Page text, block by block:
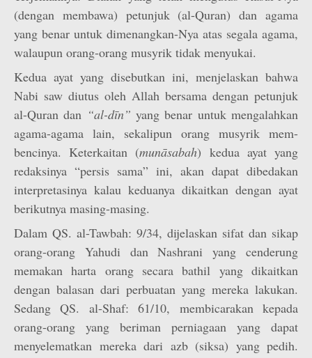
(dengan membawa) petunjuk (al-Quran) dan agama
yang benar untuk dimenangkan-Nya atas segala agama,
walaupun orang-orang musyrik tidak menyukai.
Kedua ayat yang disebutkan ini, menjelaskan bahwa
Nabi saw diutus oleh Allah bersama dengan petunjuk
al-Quran dan “al-dīn”yang benar untuk mengalahkan
agama-agama lain, sekalipun orang musyrik mem-
bencinya. Keterkaitan (munāsabah) kedua ayat yang
redaksinya “persis sama” ini, akan dapat dibedakan
interpretasinya kalau keduanya dikaitkan dengan ayat
berikutnya masing-masing.
Dalam QS. al-Tawbah: 9/34, dijelaskan sifat dan sikap
orang-orang Yahudi dan Nashrani yang cenderung
memakan harta orang secara bathil yang dikaitkan
dengan balasan dari perbuatan yang mereka lakukan.
Sedang QS. al-Shaf: 61/10, membicarakan kepada
orang-orang yang beriman perniagaan yang dapat
menyelematkan mereka dari azb (siksa) yang pedih.